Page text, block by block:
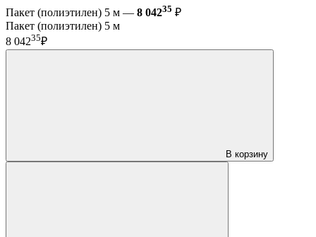
Пакет (полиэтилен) 5 м — 8 04235 ₽
Пакет (полиэтилен) 5 м
8 04235₽
В корзину